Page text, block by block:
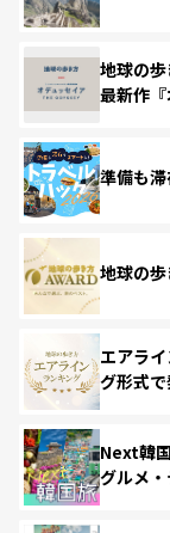
地球の
最新作『
準備も
地球の
エアラ
グ形式
Next韓
グルメ